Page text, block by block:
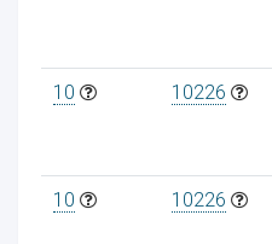
10 10226
10 10226